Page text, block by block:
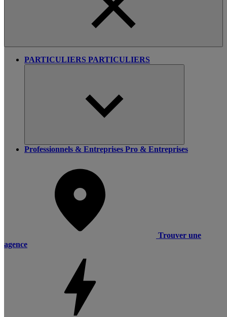
PARTICULIERS PARTICULIERS
Professionnels & Entreprises Pro & Entreprises
Trouver une
agence